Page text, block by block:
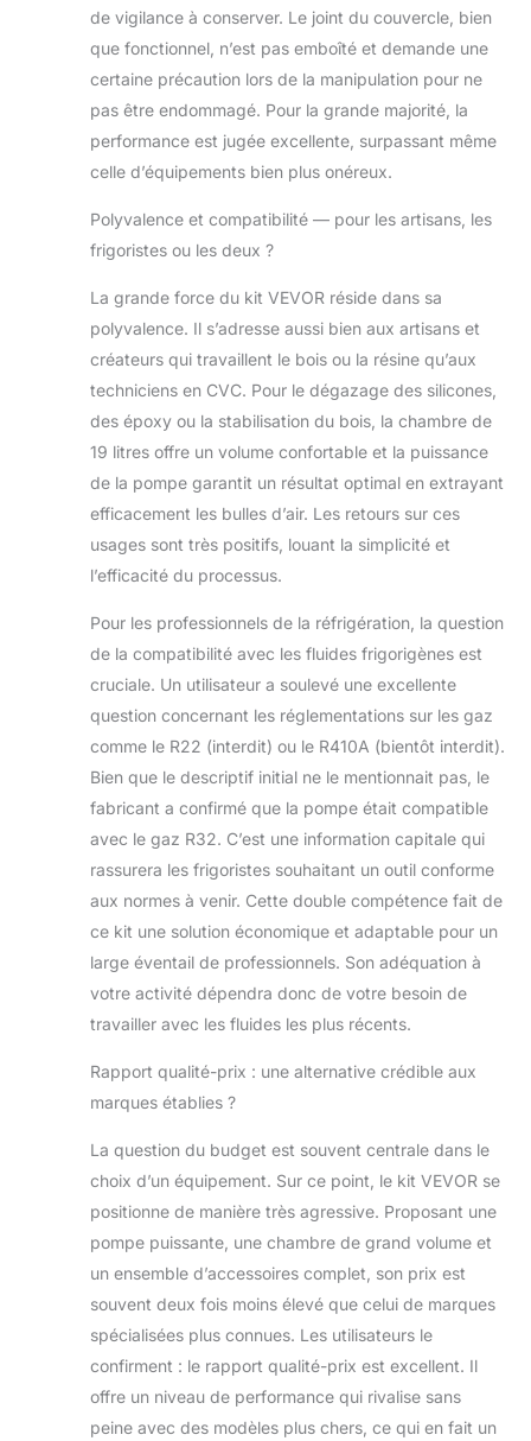
thermique
intégrée empêche
la machine de
surchauffer,
prolongeant ainsi
sa durée de vie.
Couvercle
transparent à
la fenêtre
pratique pour
détecter les
niveaux d'huile et
empêcher le
moteur de brûler
en raison d'un
manque d'huile.
Cette chambre de
haute qualité est
dégazer les
époxy, l'extraction
d'huile essentielle,
le moulage de
résine et la
stabilisation du
bois. Connaissez
votre machine de
fond en comble et
ressentez la
différence. Large
application : la
chambre à vide
avec pompe est
un outil essentiel
automobile,
l'emballage sous
nettoyage du
chambre à vide et
de pompe est
également
pour démousser
le silicone, l'époxy,
le polyuréthane,
etc. Cet ensemble
pneumatiques AC
HVAC est pratique
à avoir à portée de
de vigilance à conserver. Le joint du couvercle, bien
que fonctionnel, n’est pas emboîté et demande une
certaine précaution lors de la manipulation pour ne
pas être endommagé. Pour la grande majorité, la
performance est jugée excellente, surpassant même
celle d’équipements bien plus onéreux.
Polyvalence et compatibilité — pour les artisans, les
frigoristes ou les deux ?
La grande force du kit VEVOR réside dans sa
polyvalence. Il s’adresse aussi bien aux artisans et
créateurs qui travaillent le bois ou la résine qu’aux
techniciens en CVC. Pour le dégazage des silicones,
des époxy ou la stabilisation du bois, la chambre de
19 litres offre un volume confortable et la puissance
de la pompe garantit un résultat optimal en extrayant
efficacement les bulles d’air. Les retours sur ces
usages sont très positifs, louant la simplicité et
l’efficacité du processus.
Pour les professionnels de la réfrigération, la question
de la compatibilité avec les fluides frigorigènes est
cruciale. Un utilisateur a soulevé une excellente
question concernant les réglementations sur les gaz
comme le R22 (interdit) ou le R410A (bientôt interdit).
Bien que le descriptif initial ne le mentionnait pas, le
fabricant a confirmé que la pompe était compatible
avec le gaz R32. C’est une information capitale qui
rassurera les frigoristes souhaitant un outil conforme
aux normes à venir. Cette double compétence fait de
ce kit une solution économique et adaptable pour un
large éventail de professionnels. Son adéquation à
votre activité dépendra donc de votre besoin de
travailler avec les fluides les plus récents.
Rapport qualité-prix : une alternative crédible aux
marques établies ?
La question du budget est souvent centrale dans le
choix d’un équipement. Sur ce point, le kit VEVOR se
positionne de manière très agressive. Proposant une
pompe puissante, une chambre de grand volume et
un ensemble d’accessoires complet, son prix est
souvent deux fois moins élevé que celui de marques
spécialisées plus connues. Les utilisateurs le
confirment : le rapport qualité-prix est excellent. Il
offre un niveau de performance qui rivalise sans
peine avec des modèles plus chers, ce qui en fait un